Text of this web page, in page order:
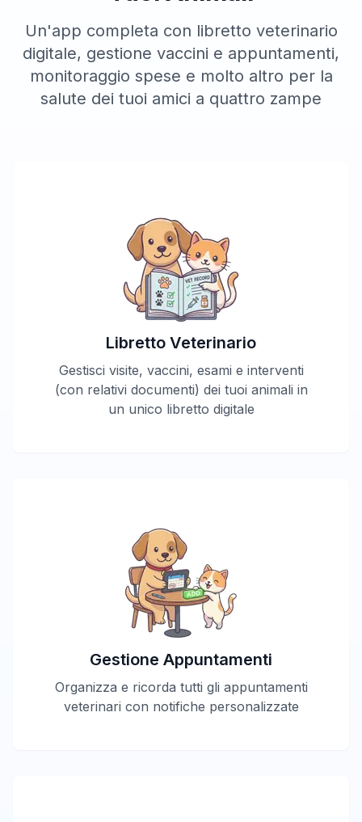
Un'app completa con libretto veterinario
digitale, gestione vaccini e appuntamenti,
monitoraggio spese e molto altro per la
salute dei tuoi amici a quattro zampe
Libretto Veterinario
Gestisci visite, vaccini, esami e interventi
(con relativi documenti) dei tuoi animali in
un unico libretto digitale
Gestione Appuntamenti
Organizza e ricorda tutti gli appuntamenti
veterinari con notifiche personalizzate